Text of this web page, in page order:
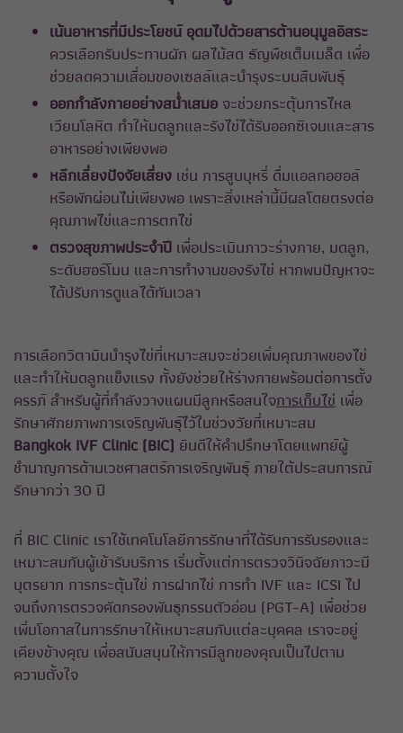
เน้นอาหารที่มีประโยชน์ อุดมไปด้วยสารต้านอนุมูลอิสระ
ควรเลือกรับประทานผัก ผลไม้สด ธัญพืชเต็มเมล็ด เพื่อ
ช่วยลดความเสื่อมของเซลล์และบำรุงระบบสืบพันธุ์
ออกกำลังกายอย่างสม่ำเสมอ จะช่วยกระตุ้นการไหล
เวียนโลหิต ทำให้มดลูกและรังไข่ได้รับออกซิเจนและสาร
อาหารอย่างเพียงพอ
หลีกเลี่ยงปัจจัยเสี่ยง เช่น การสูบบุหรี่ ดื่มแอลกอฮอล์
หรือพักผ่อนไม่เพียงพอ เพราะสิ่งเหล่านี้มีผลโดยตรงต่อ
คุณภาพไข่และการตกไข่
ตรวจสุขภาพประจำปี เพื่อประเมินภาวะร่างกาย, มดลูก,
ระดับฮอร์โมน และการทำงานของรังไข่ หากพบปัญหาจะ
ได้ปรับการดูแลได้ทันเวลา
การเลือกวิตามินบำรุงไข่ที่เหมาะสมจะช่วยเพิ่มคุณภาพของไข่
และทำให้มดลูกแข็งแรง ทั้งยังช่วยให้ร่างกายพร้อมต่อการตั้ง
ครรภ์ สำหรับผู้ที่กำลังวางแผนมีลูกหรือสนใจการเก็บไข่ เพื่อ
รักษาศักยภาพการเจริญพันธุ์ไว้ในช่วงวัยที่เหมาะสม
Bangkok IVF Clinic (BIC) ยินดีให้คำปรึกษาโดยแพทย์ผู้
ชำนาญการด้านเวชศาสตร์การเจริญพันธุ์ ภายใต้ประสบการณ์
รักษากว่า 30 ปี
ที่ BIC Clinic เราใช้เทคโนโลยีการรักษาที่ได้รับการรับรองและ
เหมาะสมกับผู้เข้ารับบริการ เริ่มตั้งแต่การตรวจวินิจฉัยภาวะมี
บุตรยาก การกระตุ้นไข่ การฝากไข่ การทำ IVF และ ICSI ไป
จนถึงการตรวจคัดกรองพันธุกรรมตัวอ่อน (PGT-A) เพื่อช่วย
เพิ่มโอกาสในการรักษาให้เหมาะสมกับแต่ละบุคคล เราจะอยู่
เคียงข้างคุณ เพื่อสนับสนุนให้การมีลูกของคุณเป็นไปตาม
ความตั้งใจ